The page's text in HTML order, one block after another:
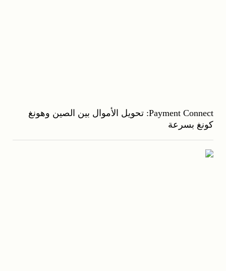
Payment Connect: تحويل الأموال بين الصين وهونغ
كونغ بسرعة